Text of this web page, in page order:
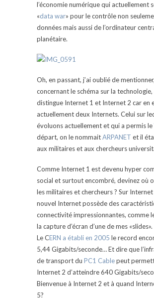
l’économie numérique qui actuellement
«data war» pour le contrôle non
données mais aussi de l’ordinateur
planétaire.
Oh, en passant, j’ai oublié de mentionner,
concernant le schéma sur la
distingue Internet 1 et Internet 2 car en
actuellement deux Internets. Celui sur
évoluons actuellement et qui a permis le
départ, on le nommaitARPANET et il
aux militaires et aux chercheurs
Comme Internet 1 est devenu hyper
social et surtout encombré, devinez où
les militaires et chercheurs ? Sur
nouvel Internet possède des
connectivité impressionnantes, comme
la capture d’écran d’une de mes
Le CERN a établi en 2005 le record
5,44 Gigabits/seconde… Et dire que
de transport du PC1 Cablepeut
Internet 2 d’atteindre 640 Gigabits/
Bienvenue à Internet 2 et à quand
5?